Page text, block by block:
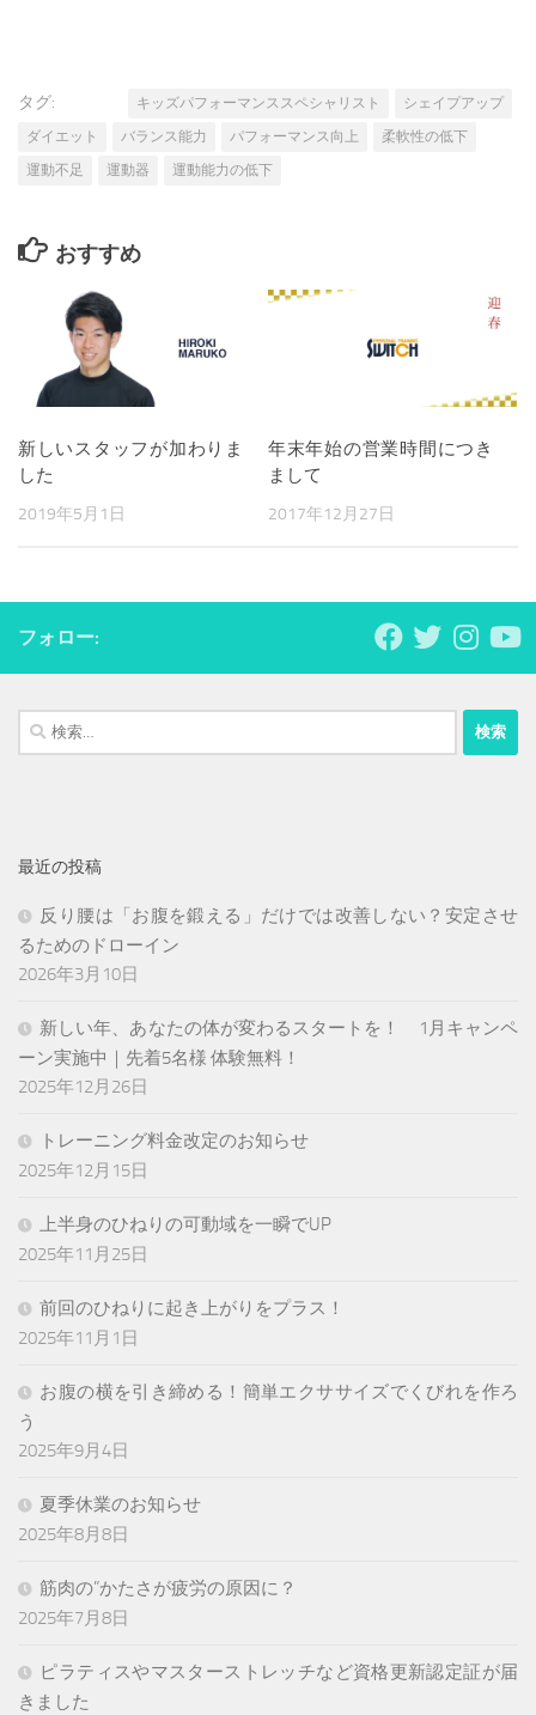
タグ: キッズパフォーマンススペシャリスト
シェイプアップ
ダイエット
バランス能力 パフォーマンス向上
柔軟性の低下
運動不足
運動器 運動能力の低下
おすすめ
新しいスタッフが加わりま
した
2019年5月1日
年末年始の営業時間につき
まして
2017年12月27日
フォロー:
検
索:
最近の投稿
反り腰は「お腹を鍛える」だけでは改善しない？安定させ
るためのドローイン
2026年3月10日
新しい年、あなたの体が変わるスタートを！ 1月キャンペ
ーン実施中｜先着5名様 体験無料！
2025年12月26日
トレーニング料金改定のお知らせ
2025年12月15日
上半身のひねりの可動域を一瞬でUP
2025年11月25日
前回のひねりに起き上がりをプラス！
2025年11月1日
お腹の横を引き締める！簡単エクササイズでくびれを作ろ
う
2025年9月4日
夏季休業のお知らせ
2025年8月8日
筋肉の”かたさが疲労の原因に？
2025年7月8日
ピラティスやマスターストレッチなど資格更新認定証が届
きました